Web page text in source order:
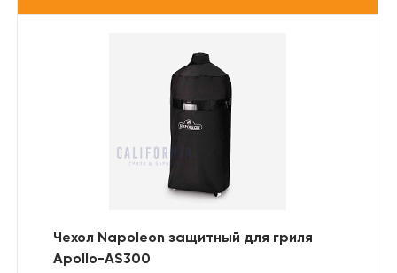
Чехол Napoleon защитный для гриля
Apollo-AS300